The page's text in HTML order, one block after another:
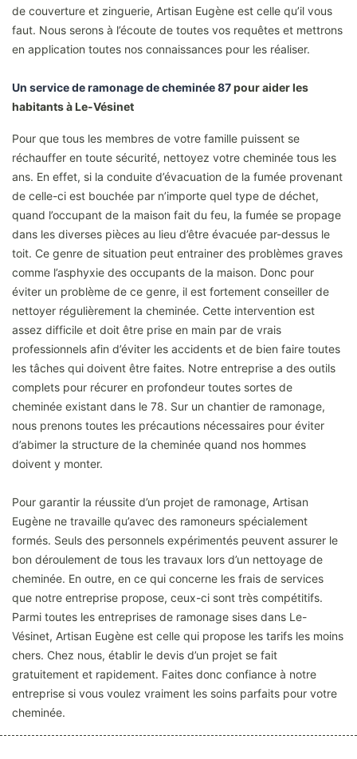
de couverture et zinguerie, Artisan Eugène est celle qu’il vous
faut. Nous serons à l’écoute de toutes vos requêtes et mettrons
en application toutes nos connaissances pour les réaliser.
Un service de ramonage de cheminée 87pour aider les
habitants à Le-Vésinet
Pour que tous les membres de votre famille puissent se
réchauffer en toute sécurité, nettoyez votre cheminée tous les
ans. En effet, si la conduite d’évacuation de la fumée provenant
de celle-ci est bouchée par n’importe quel type de déchet,
quand l’occupant de la maison fait du feu, la fumée se propage
dans les diverses pièces au lieu d’être évacuée par-dessus le
toit. Ce genre de situation peut entrainer des problèmes graves
comme l’asphyxie des occupants de la maison. Donc pour
éviter un problème de ce genre, il est fortement conseiller de
nettoyer régulièrement la cheminée. Cette intervention est
assez difficile et doit être prise en main par de vrais
professionnels afin d’éviter les accidents et de bien faire toutes
les tâches qui doivent être faites. Notre entreprise a des outils
complets pour récurer en profondeur toutes sortes de
cheminée existant dans le 78. Sur un chantier de ramonage,
nous prenons toutes les précautions nécessaires pour éviter
d’abimer la structure de la cheminée quand nos hommes
doivent y monter.
Pour garantir la réussite d’un projet de ramonage, Artisan
Eugène ne travaille qu’avec des ramoneurs spécialement
formés. Seuls des personnels expérimentés peuvent assurer le
bon déroulement de tous les travaux lors d’un nettoyage de
cheminée. En outre, en ce qui concerne les frais de services
que notre entreprise propose, ceux-ci sont très compétitifs.
Parmi toutes les entreprises de ramonage sises dans Le-
Vésinet, Artisan Eugène est celle qui propose les tarifs les moins
chers. Chez nous, établir le devis d’un projet se fait
gratuitement et rapidement. Faites donc confiance à notre
entreprise si vous voulez vraiment les soins parfaits pour votre
cheminée.